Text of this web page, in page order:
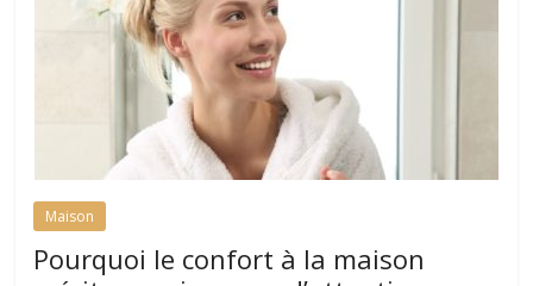
Maison
Pourquoi le confort à la maison